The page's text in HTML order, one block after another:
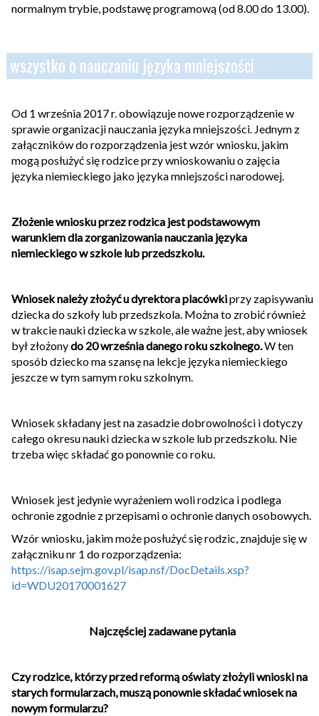
normalnym trybie, podstawę programową (od 8.00 do 13.00).
wszystko o nauczaniu języka mniejszości
Od 1 września 2017 r. obowiązuje nowe rozporządzenie w
sprawie organizacji nauczania języka mniejszości. Jednym z
załączników do rozporządzenia jest wzór wniosku, jakim
mogą posłużyć się rodzice przy wnioskowaniu o zajęcia
języka niemieckiego jako języka mniejszości narodowej.
Złożenie wniosku przez rodzica jest podstawowym
warunkiem dla zorganizowania nauczania języka
niemieckiego w szkole lub przedszkolu.
Wniosek należy złożyć u dyrektora placówkiprzy zapisywaniu
dziecka do szkoły lub przedszkola. Można to zrobić również
w trakcie nauki dziecka w szkole, ale ważne jest, aby wniosek
był złożonydo 20 września danego roku szkolnego.W ten
sposób dziecko ma szansę na lekcje języka niemieckiego
jeszcze w tym samym roku szkolnym.
Wniosek składany jest na zasadzie dobrowolności i dotyczy
całego okresu nauki dziecka w szkole lub przedszkolu. Nie
trzeba więc składać go ponownie co roku.
Wniosek jest jedynie wyrażeniem woli rodzica i podlega
ochronie zgodnie z przepisami o ochronie danych osobowych.
Wzór wniosku, jakim może posłużyć się rodzic, znajduje się w
załączniku nr 1 do rozporządzenia:
https://isap.sejm.gov.pl/isap.nsf/DocDetails.xsp?
id=WDU20170001627
Najczęściej zadawane pytania
Czy rodzice, którzy przed reformą oświaty złożyli wnioski na
starych formularzach, muszą ponownie składać wniosek na
nowym formularzu?